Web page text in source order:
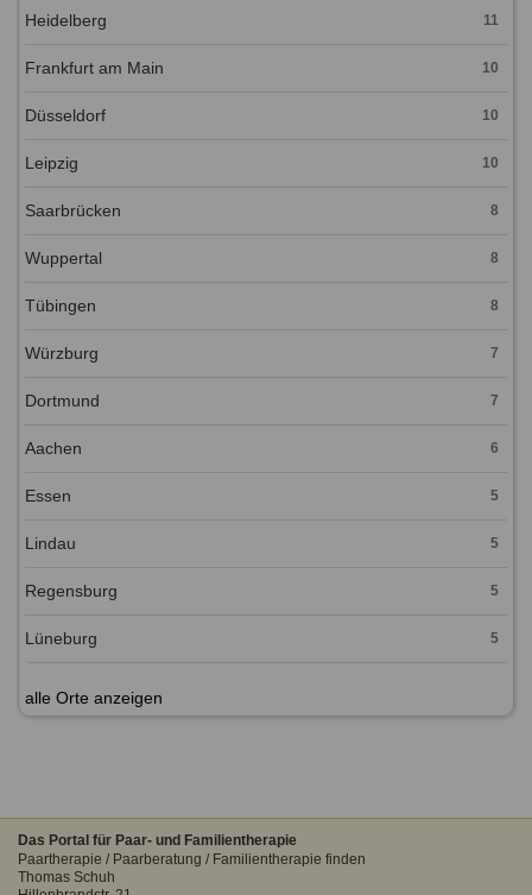
Heidelberg 11
Frankfurt am Main 10
Düsseldorf 10
Leipzig 10
Saarbrücken 8
Wuppertal 8
Tübingen 8
Würzburg 7
Dortmund 7
Aachen 6
Essen 5
Lindau 5
Regensburg 5
Lüneburg 5
alle Orte anzeigen
Das Portal für Paar- und Familientherapie
Paartherapie / Paarberatung / Familientherapie finden
Thomas Schuh